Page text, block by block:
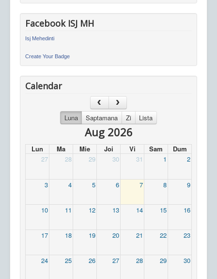
Facebook ISJ MH
Isj Mehedinti
Create Your Badge
Calendar
Luna Saptamana Zi Lista
Aug 2026
Lun Ma Mie Joi Vi Sam
Dum
27
28 29 30 31 1 2
3 4 5 6 7 8 9
10 11 12 13 14 15 16
17 18 19 20 21 22 23
24 25 26 27 28 29 30